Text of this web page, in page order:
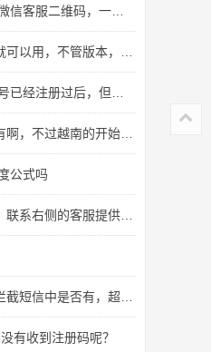
维码，一直跳转到这个页面?
另买了。或者购买了“不限设备版”也可以换任意电脑使用
暴雨i强度公式版本不一样，还可以用吗
不过越南的开始收录了^_^
公式吗
侧的客服提供订单号就可以了
到，可以QQ联系右侧的客服。直接提供注册手机号或者订单号就行
有收到注册码呢？